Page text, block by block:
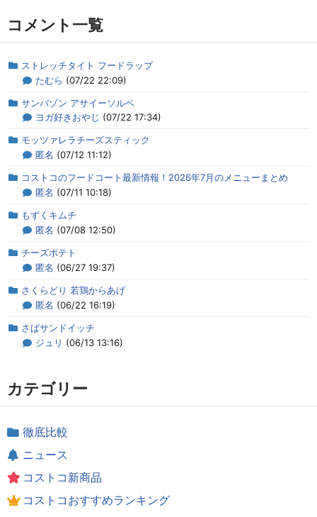
コメント一覧
ストレッチタイト フードラップ
たむら (07/22 22:09)
サンバゾン アサイーソルベ
ヨガ好きおやじ (07/22 17:34)
モッツァレラチーズスティック
匿名 (07/12 11:12)
コストコのフードコート最新情報！2026年7月のメニューまとめ
匿名 (07/11 10:18)
もずくキムチ
匿名 (07/08 12:50)
チーズポテト
匿名 (06/27 19:37)
さくらどり 若鶏からあげ
匿名 (06/22 16:19)
さばサンドイッチ
ジュリ (06/13 13:16)
カテゴリー
徹底比較
ニュース
コストコ新商品
コストコおすすめランキング